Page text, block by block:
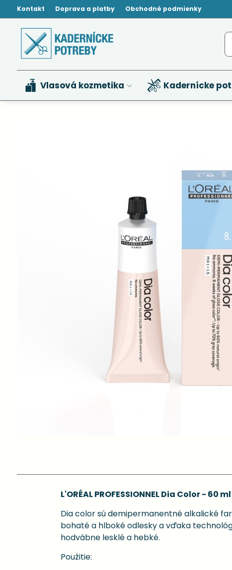
Kontakt Doprava a platby Obchodné podmienky
Vlasová kozmetika Kadernícke
L'ORÉAL PROFESSIONNEL Dia Color - 60 ml
Dia color sú demipermanentné alkalické
bohaté a hlboké odlesky a vďaka
hodvábne lesklé a hebké.
Použitie: